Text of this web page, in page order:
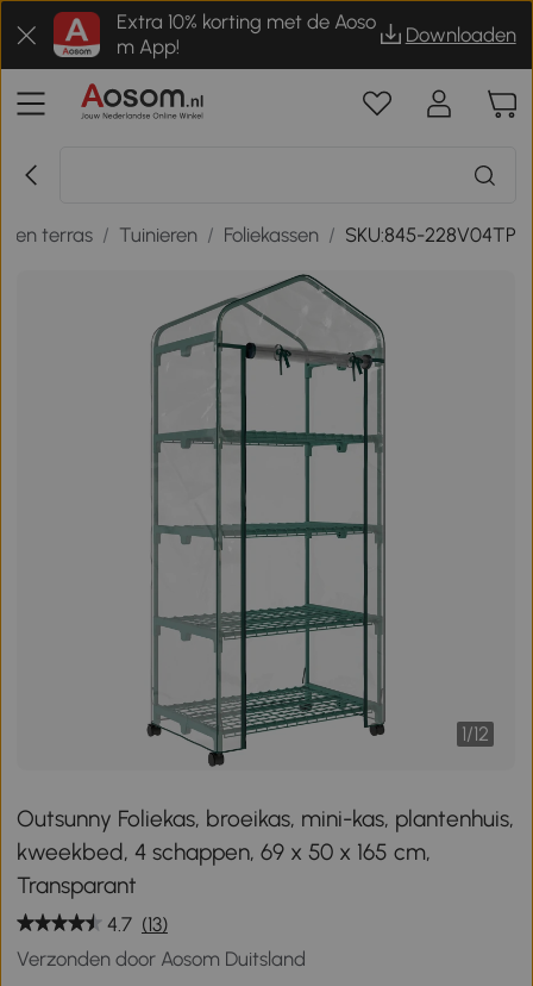
Extra 10% korting met de Aoso
m App!
Downloaden
en terras / Tuinieren / Foliekassen / SKU:845-228V04TP
1/12
Outsunny Foliekas, broeikas, mini-kas, plantenhuis,
kweekbed, 4 schappen, 69 x 50 x 165 cm,
Transparant
4.7 (13)
Verzonden door Aosom Duitsland